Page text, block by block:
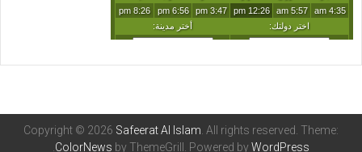
Copyright © 2026 Safeerat Al Islam . All rights reserved. Theme:
ColorNews by ThemeGrill. Powered byWordPress